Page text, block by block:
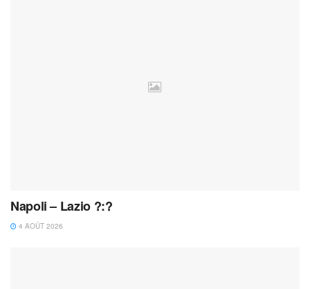
Napoli – Lazio ?:?
4 AOÛT 2026